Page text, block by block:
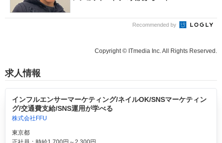
Recommended by
Copyright © ITmedia Inc. All Rights Reserved.
求人情報
インフルエンサーマーケティング/ネイルOK/SNSマーケティン
グ/交通費支給/SNS運用が学べる
株式会社FFU
東京都